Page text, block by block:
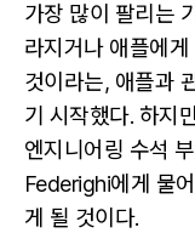
가장 많이 팔리는
라지거나 애플에
것이라는, 애플과
기 시작했다. 하지
엔지니어링 수석
Federighi에게 물
게 될 것이다.